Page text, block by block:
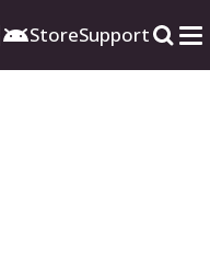
StoreSupport